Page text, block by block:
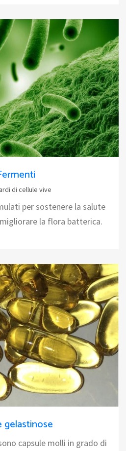
di cellule vive
per sostenere la salute
la flora batterica.
gelastinose
capsule molli in grado di